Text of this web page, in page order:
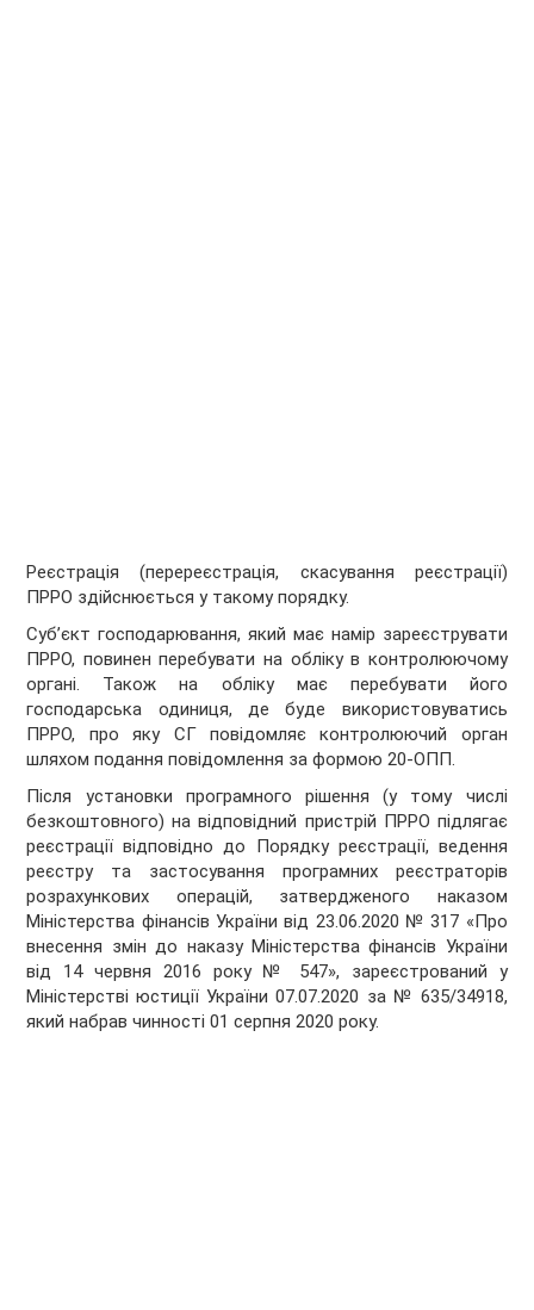
Реєстрація (перереєстрація, скасування реєстрації)
ПРРО здійснюється у такому порядку.
Суб’єкт господарювання, який має намір зареєструвати
ПРРО, повинен перебувати на обліку в контролюючому
органі. Також на обліку має перебувати його
господарська одиниця, де буде використовуватись
ПРРО, про яку СГ повідомляє контролюючий орган
шляхом подання повідомлення за формою 20-ОПП.
Після установки програмного рішення (у тому числі
безкоштовного) на відповідний пристрій ПРРО підлягає
реєстрації відповідно до Порядку реєстрації, ведення
реєстру та застосування програмних реєстраторів
розрахункових операцій, затвердженого наказом
Міністерства фінансів України від 23.06.2020 № 317 «Про
внесення змін до наказу Міністерства фінансів України
від 14 червня 2016 року № 547», зареєстрований у
Міністерстві юстиції України 07.07.2020 за № 635/34918,
який набрав чинності 01 серпня 2020 року.